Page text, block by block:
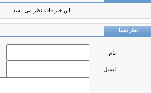
این خبر فاقد نظر می باشد
نظر شما
نام :
ایمیل :